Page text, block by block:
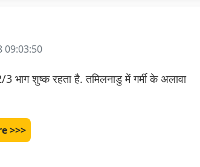
09:03:50
भाग शुष्क रहता है. तमिलनाडु में गर्मी के अलावा
>>>